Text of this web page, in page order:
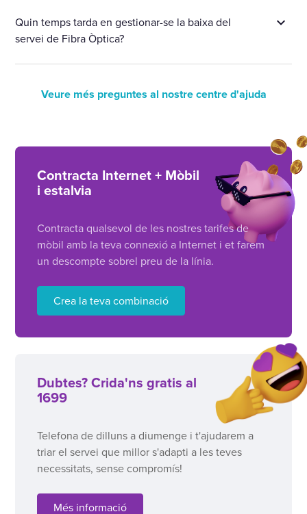
Quin temps tarda en gestionar-se la baixa del
servei de Fibra Òptica?
Veure més preguntes al nostre centre d'ajuda
Contracta Internet + Mòbil
i estalvia
Contracta qualsevol de les nostres tarifes de
mòbil amb la teva connexió a Internet i et farem
un descompte sobrel preu de la línia.
Crea la teva combinació
Dubtes? Crida'ns gratis al
1699
Telefona de dilluns a diumenge i t'ajudarem a
triar el servei que millor s'adapti a les teves
necessitats, sense compromís!
Més informació